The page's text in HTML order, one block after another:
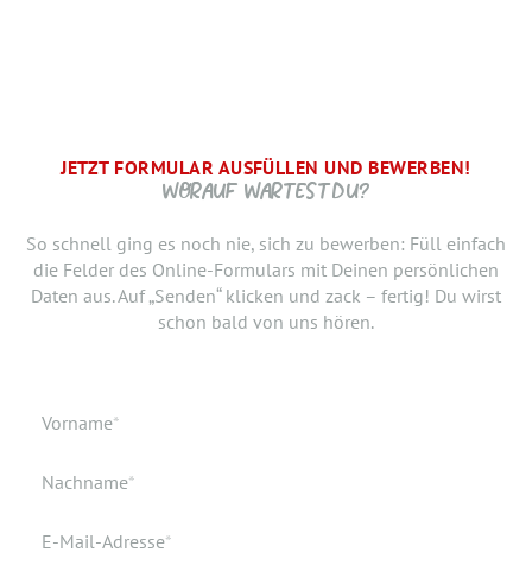
JETZT FORMULAR AUSFÜLLEN UND BEWERBEN!
WORAUF WARTEST DU?
So schnell ging es noch nie, sich zu bewerben: Füll einfach
die Felder des Online-Formulars mit Deinen persönlichen
Daten aus. Auf „Senden“ klicken und zack – fertig! Du wirst
schon bald von uns hören.
Pflichtfeld
Vorname*
Pflichtfeld
Nachname*
Pflichtfeld
E-Mail-Adresse*
BRAUCHEN WIR NOCH ...
SCHRITT.
bist, den neuen Job anzutreten. Du möchtest Deiner
Bewerbung doch noch einen Lebenslauf oder ein anderes
Dokument hinzufügen? Hier kannst Du es hochladen.
Verfügbar ab
Dokumente
DANKE, WIR FREUEN UNS AUF DICH UND MELDEN UNS